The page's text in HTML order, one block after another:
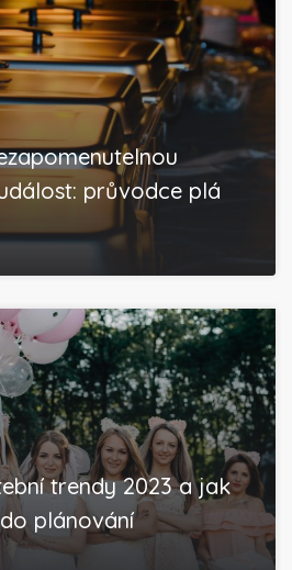
průvodce plá
trendy 2023 a jak
plánování